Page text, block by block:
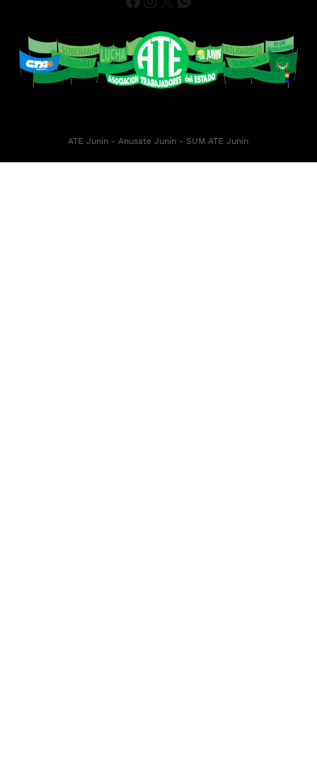
ATE Junín - Anusate Junín -SUM ATE Junín